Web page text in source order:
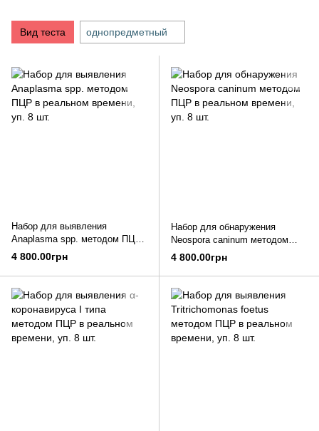
Вид теста однопредметный
Набор для выявления
Anaplasma spp. методом ПЦР
в реальном времени, уп. 8 шт.
4 800.00грн
Набор для обнаружения
Neospora caninum методом
ПЦР в реальном времени, уп.
4 800.00грн